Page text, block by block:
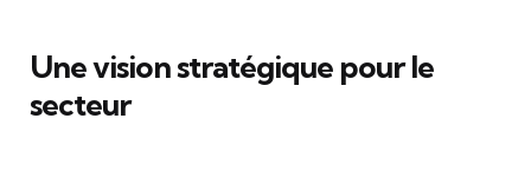
Une vision stratégique pour le
secteur